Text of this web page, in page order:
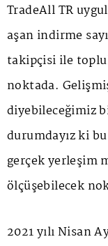
TradeAll TR
aşan indirme
takipçisi ile
noktada.
diyebileceğimiz
durumdayız ki
gerçek yerleşim
ölçüşebilecek
2021 yılı Nisan